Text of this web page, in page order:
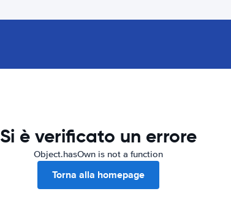
Si è verificato un errore
Object.hasOwn is not a function
Torna alla homepage